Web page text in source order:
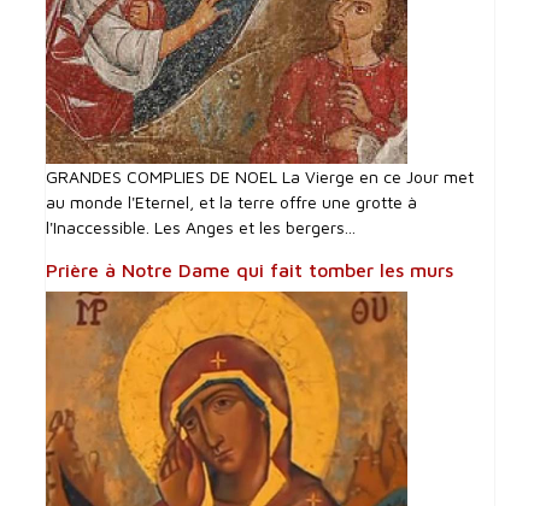
GRANDES COMPLIES DE NOEL La Vierge en ce Jour met
au monde l'Eternel, et la terre offre une grotte à
l'Inaccessible. Les Anges et les bergers...
Prière à Notre Dame qui fait tomber les murs